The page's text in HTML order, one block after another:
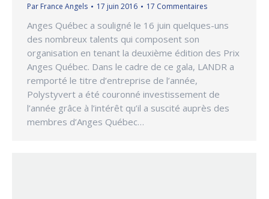
Par France Angels 17 juin 2016 17 Commentaires
Anges Québec a souligné le 16 juin quelques-uns
des nombreux talents qui composent son
organisation en tenant la deuxième édition des Prix
Anges Québec. Dans le cadre de ce gala, LANDR a
remporté le titre d’entreprise de l’année,
Polystyvert a été couronné investissement de
l’année grâce à l’intérêt qu’il a suscité auprès des
membres d’Anges Québec…